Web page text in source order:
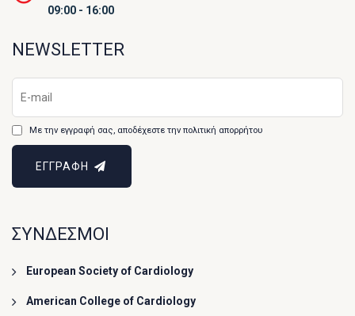
09:00 - 16:00
NEWSLETTER
Με την εγγραφή σας, αποδέχεστε την πολιτική απορρήτου
ΕΓΓΡΑΦΗ
ΣΥΝΔΕΣΜΟΙ
European Society of Cardiology
American College of Cardiology